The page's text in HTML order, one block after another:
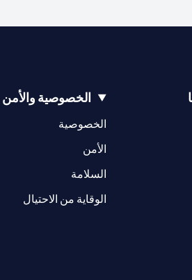
الخصوصية والأمن
الخصوصية
الأمن
السلامة
الوقاية من الاحتيال